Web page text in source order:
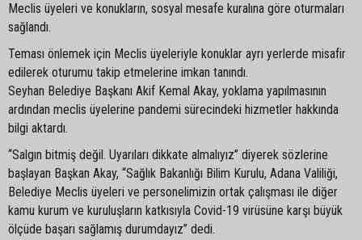
Meclis üyeleri ve konukların, sosyal mesafe kuralına göre oturmaları
sağlandı.
Teması önlemek için Meclis üyeleriyle konuklar ayrı yerlerde misafir
edilerek oturumu takip etmelerine imkan tanındı.
Seyhan Belediye Başkanı Akif Kemal Akay, yoklama yapılmasının
ardından meclis üyelerine pandemi sürecindeki hizmetler hakkında
bilgi aktardı.
“Salgın bitmiş değil. Uyarıları dikkate almalıyız” diyerek sözlerine
başlayan Başkan Akay, “Sağlık Bakanlığı Bilim Kurulu, Adana Valiliği,
Belediye Meclis üyeleri ve personelimizin ortak çalışması ile diğer
kamu kurum ve kuruluşların katkısıyla Covid-19 virüsüne karşı büyük
ölçüde başarı sağlamış durumdayız” dedi.